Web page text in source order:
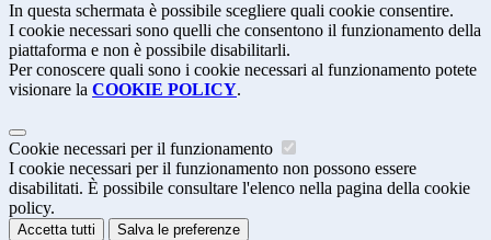
In questa schermata è possibile scegliere quali cookie consentire.
I cookie necessari sono quelli che consentono il funzionamento della
piattaforma e non è possibile disabilitarli.
Per conoscere quali sono i cookie necessari al funzionamento potete
visionare la COOKIE POLICY.
Cookie necessari per il funzionamento
I cookie necessari per il funzionamento non possono essere
disabilitati. È possibile consultare l'elenco nella pagina della cookie
policy.
Accetta tutti Salva le preferenze